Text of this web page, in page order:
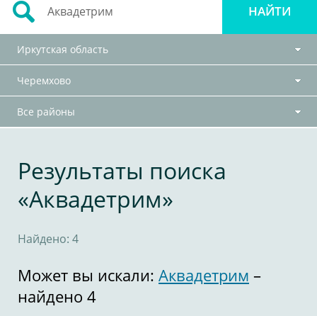
Иркутская область
Черемхово
Все районы
Результаты поиска
«Аквадетрим»
Найдено: 4
Может вы искали: Аквадетрим –
найдено 4